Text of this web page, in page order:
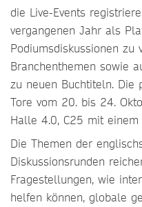
die Live-Events
vergangenen Jahr als
Podiumsdiskussionen zu
Branchenthemen sowie
zu neuen Buchtiteln. Die
Tore vom 20. bis 24.
Halle 4.0, C25 mit
Die Themen der
Diskussionsrunden
Fragestellungen, wie
helfen können, globale